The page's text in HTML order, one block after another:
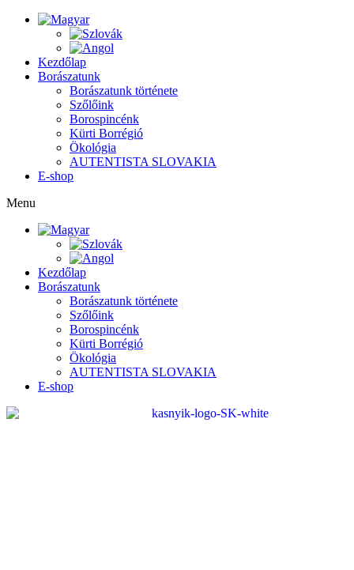
Kezdőlap
Borászatunk
Borászatunk története
Szőlőink
Borospincénk
Kürti Borrégió
Ökológia
AUTENTISTA SLOVAKIA
E-shop
Menu
Kezdőlap
Borászatunk
Borászatunk története
Szőlőink
Borospincénk
Kürti Borrégió
Ökológia
AUTENTISTA SLOVAKIA
E-shop